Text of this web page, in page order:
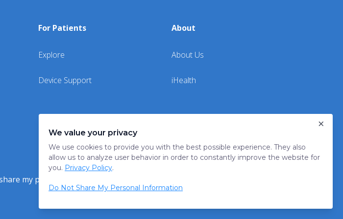
For Patients
Explore
Device Support
About
About Us
iHealth
my personal information
We value your privacy
We use cookies to provide you with the best possible experience. They also
allow us to analyze user behavior in order to constantly improve the website for
you. Privacy Policy.
Do Not Share My Personal Information
×